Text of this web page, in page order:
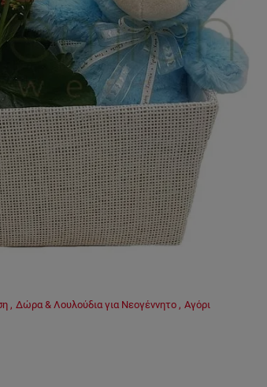
, Δώρα & Λουλούδια για Νεογέννητο , Αγόρι